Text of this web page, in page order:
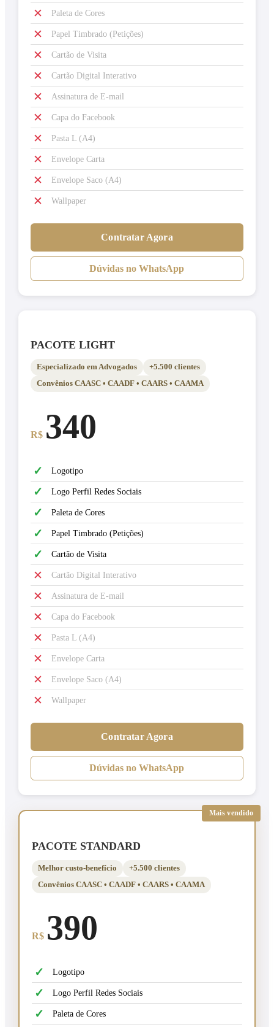
✕ Paleta de Cores
✕ Papel Timbrado (Petições)
✕ Cartão de Visita
✕ Cartão Digital Interativo
✕ Assinatura de E-mail
✕ Capa do Facebook
✕ Pasta L (A4)
✕ Envelope Carta
✕ Envelope Saco (A4)
✕ Wallpaper
Contratar Agora
Dúvidas no WhatsApp
PACOTE LIGHT
Especializado em Advogados
+5.500 clientes
Convênios CAASC • CAADF • CAARS • CAAMA
R$ 340
✓ Logotipo
✓ Logo Perfil Redes Sociais
✓ Paleta de Cores
✓ Papel Timbrado (Petições)
✓ Cartão de Visita
✕ Cartão Digital Interativo
✕ Assinatura de E-mail
✕ Capa do Facebook
✕ Pasta L (A4)
✕ Envelope Carta
✕ Envelope Saco (A4)
✕ Wallpaper
Contratar Agora
Dúvidas no WhatsApp
Mais vendido
PACOTE STANDARD
Melhor custo-benefício
+5.500 clientes
Convênios CAASC • CAADF • CAARS • CAAMA
R$ 390
✓ Logotipo
✓ Logo Perfil Redes Sociais
✓ Paleta de Cores